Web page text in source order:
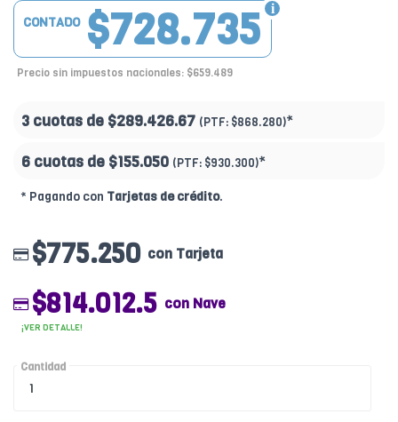
$728.735
CONTADO
Precio sin impuestos nacionales: $659.489
3 cuotas de $289.426.67 (PTF: $868.280)*
6 cuotas de $155.050 (PTF: $930.300)*
* Pagando con Tarjetas de crédito.
$775.250 con Tarjeta
$814.012.5 con Nave
¡VER DETALLE!
Cantidad